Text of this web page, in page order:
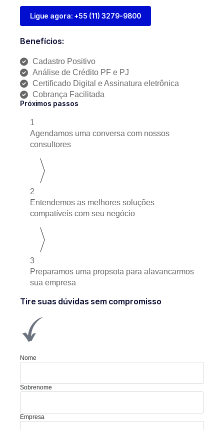
Ligue agora: +55 (11) 3279-9800
Benefícios:
Cadastro Positivo
Análise de Crédito PF e PJ
Certificado Digital e Assinatura eletrônica
Cobrança Facilitada
Próximos passos
1
Agendamos uma conversa com nossos
consultores
2
Entendemos as melhores soluções
compatíveis com seu negócio
3
Preparamos uma propsota para alavancarmos
sua empresa
Tire suas dúvidas sem compromisso
Nome
Sobrenome
Empresa